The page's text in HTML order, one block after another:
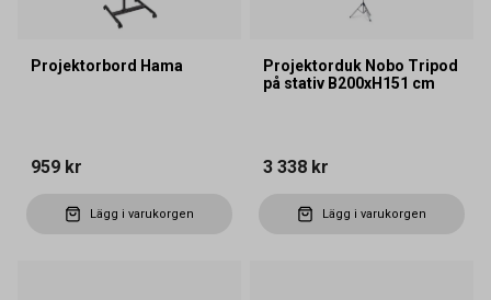
Projektorbord Hama
959 kr
Lägg i varukorgen
Projektorduk Nobo Tripod
på stativ B200xH151 cm
3 338 kr
Lägg i varukorgen